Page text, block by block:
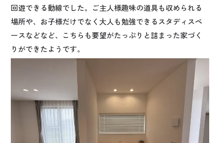
回遊できる動線でした。ご主人様趣味の道具も収められる
場所や、お子様だけでなく大人も勉強できるスタディスペ
ースなどなど、こちらも要望がたっぷりと詰まった家づく
りができたようです。